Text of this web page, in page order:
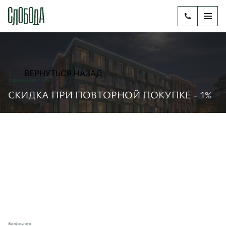
ВЕРНУТЬСЯ НАЗАД
4 ФЕВРАЛЯ 2026
СКИДКА ПРИ ПОВТОРНОЙ ПОКУПКЕ - 1%